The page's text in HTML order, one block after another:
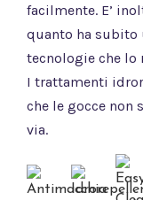
facilmente. E’
quanto ha subito
tecnologie che lo
I trattamenti
che le gocce non
via.